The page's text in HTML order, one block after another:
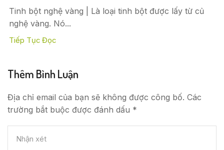
Tinh bột nghệ vàng | Là loại tinh bột được lấy từ củ
nghệ vàng. Nó...
Tiếp Tục Đọc
Thêm Bình Luận
Địa chỉ email của bạn sẽ không được công bố. Các
trường bắt buộc được đánh dấu *